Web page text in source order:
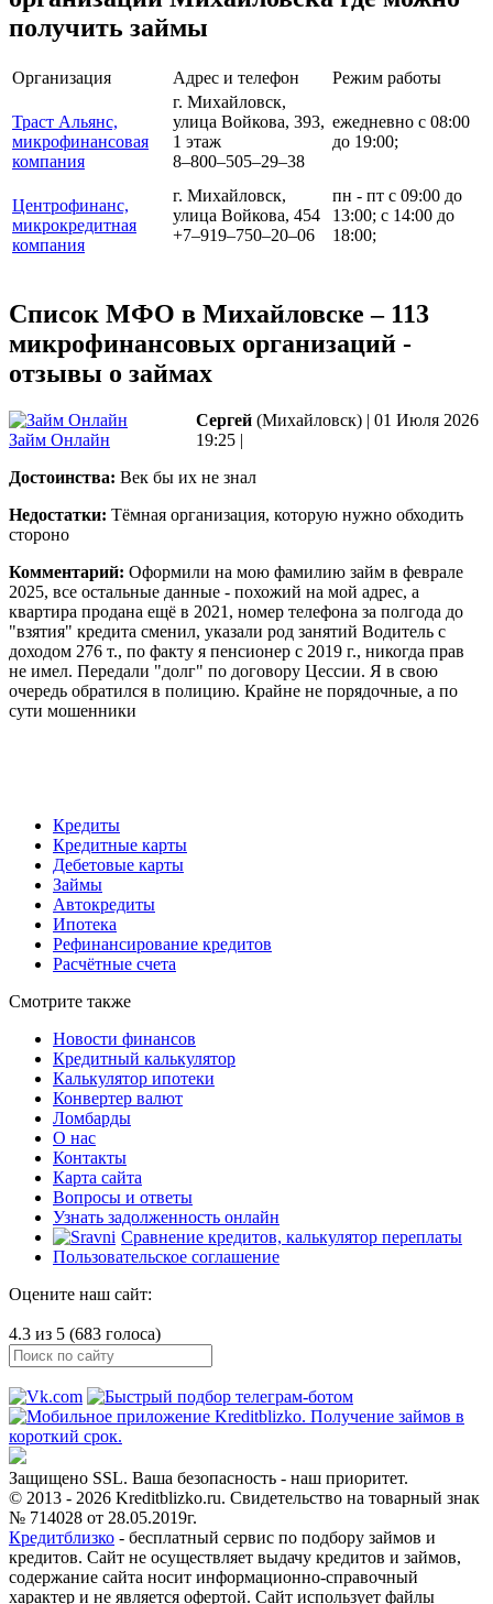
получить займы
Организация Адрес и телефон Режим работы
Траст Альянс,
микрофинансовая
компания
г. Михайловск,
улица Войкова, 393,
1 этаж
8‒800‒505‒29‒38
ежедневно с 08:00
до 19:00;
Центрофинанс,
микрокредитная
компания
г. Михайловск,
улица Войкова, 454
+7‒919‒750‒20‒06
пн - пт с 09:00 до
13:00; с 14:00 до
18:00;
Список МФО в Михайловске – 113
микрофинансовых организаций -
отзывы о займах
Займ Онлайн
Сергей (Михайловск) | 01 Июля 2026
19:25 |
Достоинства: Век бы их не знал
Недостатки: Тёмная организация, которую нужно обходить
стороно
Комментарий: Оформили на мою фамилию займ в феврале
2025, все остальные данные - похожий на мой адрес, а
квартира продана ещё в 2021, номер телефона за полгода до
"взятия" кредита сменил, указали род занятий Водитель с
доходом 276 т., по факту я пенсионер с 2019 г., никогда прав
не имел. Передали "долг" по договору Цессии. Я в свою
очередь обратился в полицию. Крайне не порядочные, а по
сути мошенники
Кредиты
Кредитные карты
Дебетовые карты
Займы
Автокредиты
Ипотека
Рефинансирование кредитов
Расчётные счета
Смотрите также
Новости финансов
Кредитный калькулятор
Калькулятор ипотеки
Конвертер валют
Ломбарды
О нас
Контакты
Карта сайта
Вопросы и ответы
Узнать задолженность онлайн
Сравнение кредитов, калькулятор переплаты
Пользовательское соглашение
Оцените наш сайт:
4.3 из 5 (683 голоса)
Защищено SSL. Ваша безопасность - наш приоритет.
© 2013 - 2026 Kreditblizko.ru. Свидетельство на товарный знак
№ 714028 от 28.05.2019г.
Кредитблизко - бесплатный сервис по подбору займов и
кредитов. Сайт не осуществляет выдачу кредитов и займов,
содержание сайта носит информационно-справочный
характер и не является офертой. Сайт использует файлы